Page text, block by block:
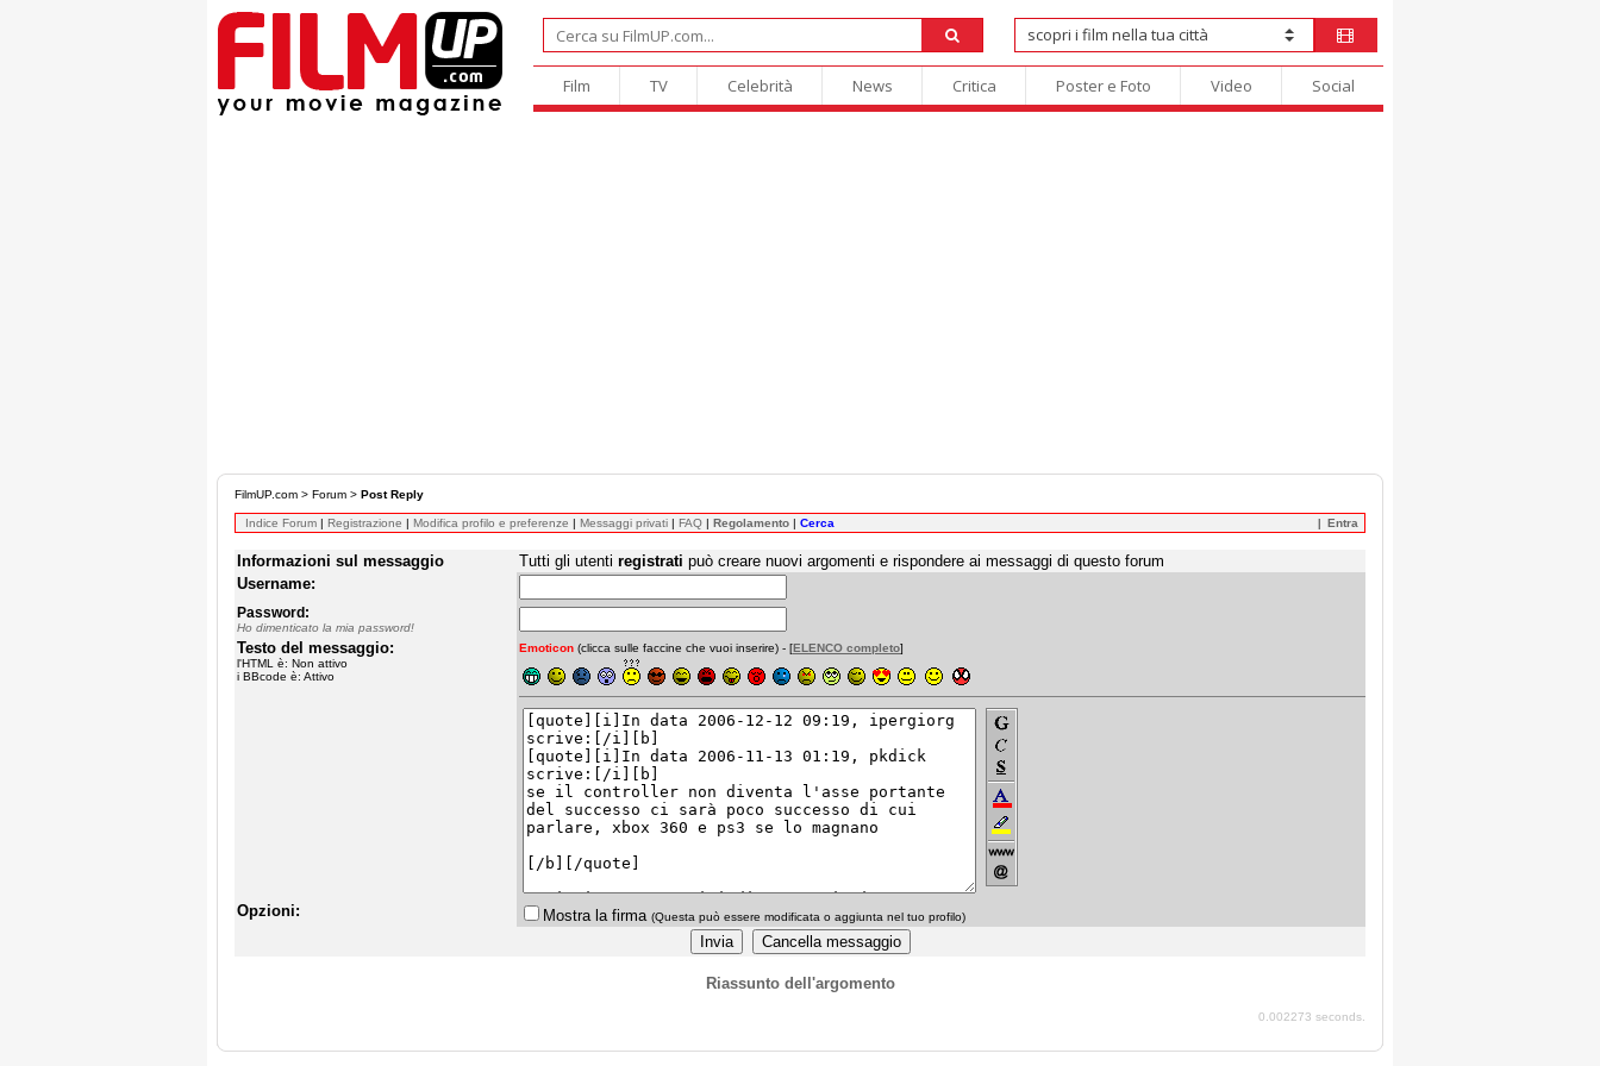
Film TV Celebrità News Critica Poster e Foto Video Social
FilmUP.com > Forum > Post Reply
Indice Forum | Registrazione | Modifica profilo e preferenze | Messaggi privati | FAQ | Regolamento | Cerca Entra
Informazioni sul messaggio Tutti gli utenti registrati può creare nuovi argomenti e rispondere ai messaggi di questo forum
Username:
Password:
Ho dimenticato la mia password!
Testo del messaggio:
l'HTML è: Non attivo
i BBcode è: Attivo
Emoticon (clicca sulle faccine che vuoi inserire) - [ELENCO completo]
Opzioni: Mostra la firma (Questa può essere modificata o aggiunta nel tuo profilo)
Riassunto dell'argomento
0.002273 seconds.